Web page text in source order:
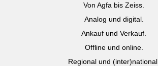
Von Agfa bis Zeiss.
Analog und digital.
Ankauf und Verkauf.
Offline und online.
Regional und (inter)national.